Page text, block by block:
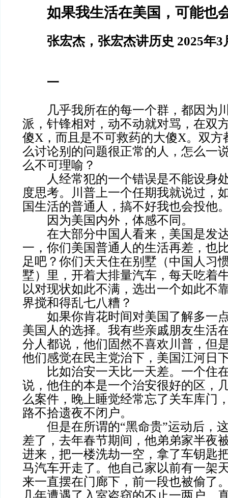
如果我生活在美国，可能也
张宏杰，张宏杰讲历史 2025年3
一
几乎我所在的每一个群，都因为
派，针锋相对，动不动就对骂，在双
傻X，而且是不可救药的大傻X。双方
么讨论别的问题很正常的人，怎么一
么不可理喻？
人经常犯的一个错误是不能设身
度思考。川普上一个任期我就说过，
国生活的普通人，搞不好我也会投他
因为美国内外，体感不同。
在大部分中国人看来，美国是发
一，你们美国普通人的生活再差，也
足吧？你们天天住在别墅（中国人习
墅）里，开着大排量汽车，每天吃着
以对现状如此不满，选出一个如此不
界搅和得乱七八糟？
如果你肯花时间对美国了解多一
美国人的选择。我有些亲戚朋友生活
分人都说，他们固然不喜欢川普，但
他们感觉在民主党治下，美国江河日
比如治安一天比一天差。一个住
说，他住的本是一个治安很好的区，
么案件，晚上睡觉经常忘了关车库门
路不拾遗夜不闭户。
但是在所谓的“黑命贵”运动后，
差了，去年春节期间，他弟弟家半夜
进来，把一楼洗劫一空，拿了车钥匙
马汽车开走了。他自己家以前有一架
来一直摆在门廊下，前一段也被偷了